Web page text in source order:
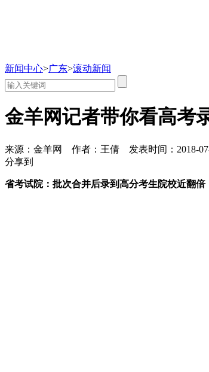
新闻中心>广东>滚动新闻
金羊网记者带你看高考
来源：金羊网 作者：王倩
发表时间：2018-
分享到
省考试院：批次合并后录到高分考生院校近翻